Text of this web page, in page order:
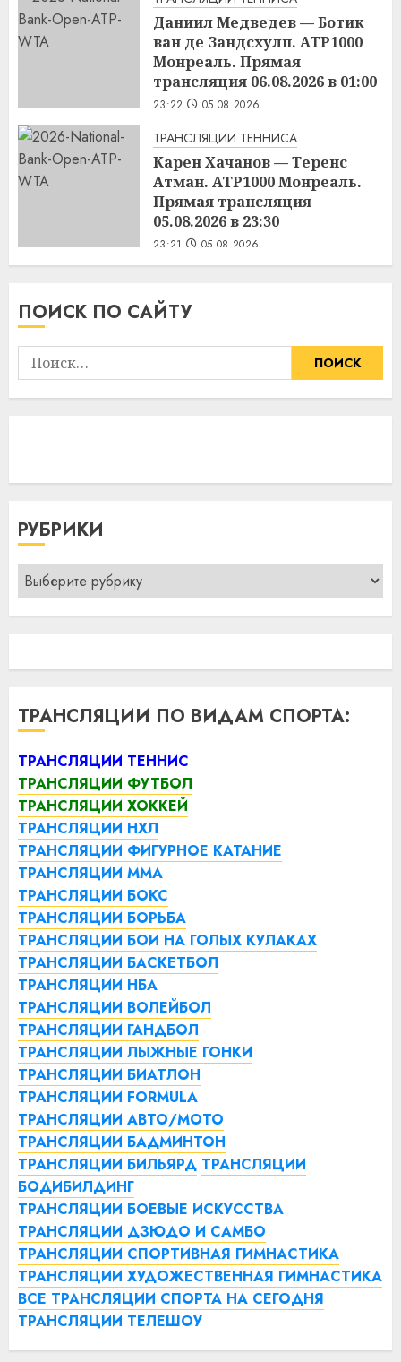
Даниил Медведев — Ботик
ван де Зандсхулп. ATP1000
Монреаль. Прямая
трансляция 06.08.2026 в 01:00
23:22 05.08.2026
ТРАНСЛЯЦИИ ТЕННИСА
Карен Хачанов — Теренс
Атман. ATP1000 Монреаль.
Прямая трансляция
05.08.2026 в 23:30
23:21 05.08.2026
ПОИСК ПО САЙТУ
Найти:
РУБРИКИ
Рубрики
ТРАНСЛЯЦИИ ПО ВИДАМ СПОРТА:
ТРАНСЛЯЦИИ ТЕННИС
ТРАНСЛЯЦИИ ФУТБОЛ
ТРАНСЛЯЦИИ ХОККЕЙ
ТРАНСЛЯЦИИ НХЛ
ТРАНСЛЯЦИИ ФИГУРНОЕ КАТАНИЕ
ТРАНСЛЯЦИИ ММА
ТРАНСЛЯЦИИ БОКС
ТРАНСЛЯЦИИ БОРЬБА
ТРАНСЛЯЦИИ БОИ НА ГОЛЫХ КУЛАКАХ
ТРАНСЛЯЦИИ БАСКЕТБОЛ
ТРАНСЛЯЦИИ НБА
ТРАНСЛЯЦИИ ВОЛЕЙБОЛ
ТРАНСЛЯЦИИ ГАНДБОЛ
ТРАНСЛЯЦИИ ЛЫЖНЫЕ ГОНКИ
ТРАНСЛЯЦИИ БИАТЛОН
ТРАНСЛЯЦИИ FORMULA
ТРАНСЛЯЦИИ АВТО/МОТО
ТРАНСЛЯЦИИ БАДМИНТОН
ТРАНСЛЯЦИИ БИЛЬЯРД ТРАНСЛЯЦИИ
БОДИБИЛДИНГ
ТРАНСЛЯЦИИ БОЕВЫЕ ИСКУССТВА
ТРАНСЛЯЦИИ ДЗЮДО И САМБО
ТРАНСЛЯЦИИ СПОРТИВНАЯ ГИМНАСТИКА
ТРАНСЛЯЦИИ ХУДОЖЕСТВЕННАЯ ГИМНАСТИКА
ВСЕ ТРАНСЛЯЦИИ СПОРТА НА СЕГОДНЯ
ТРАНСЛЯЦИИ ТЕЛЕШОУ